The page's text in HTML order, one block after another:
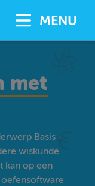
MENU
met
Basis -
wiskunde
kan op een